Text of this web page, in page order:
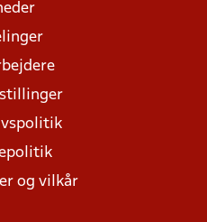
stillinger
og vilkår